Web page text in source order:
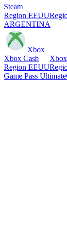
Steam
Region EEUU
ARGENTINA
Xbox
Xbox Cash
Region EEUU
Game Pass Ultimate